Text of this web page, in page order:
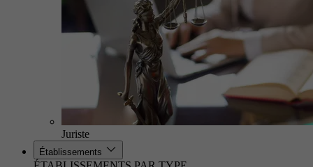
Juriste
Établissements